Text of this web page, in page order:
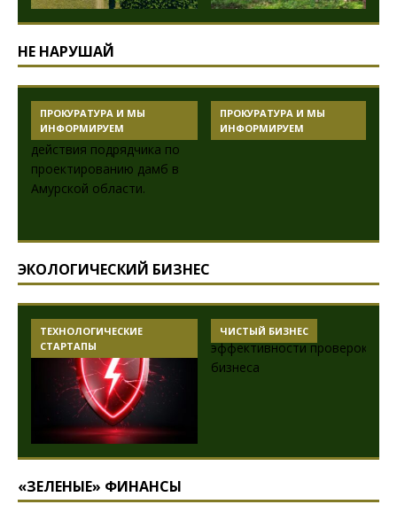
НЕ НАРУШАЙ
ПРОКУРАТУРА И МЫ
ИНФОРМИРУЕМ
ПРОКУРАТУРА И МЫ
ИНФОРМИРУЕМ
ЭКОЛОГИЧЕСКИЙ БИЗНЕС
ТЕХНОЛОГИЧЕСКИЕ
СТАРТАПЫ
ЧИСТЫЙ БИЗНЕС
«ЗЕЛЕНЫЕ» ФИНАНСЫ